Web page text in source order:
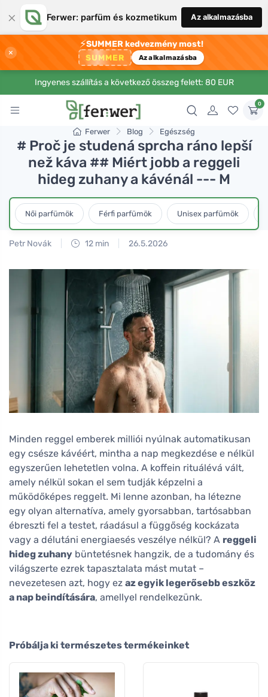
× Ferwer: parfüm és kozmetikum Az alkalmazásba
×
⚡SUMMER kedvezmény most!
SUMMER Az alkalmazásba
Ingyenes szállítás a következő összeg felett: 80 EUR
0
Ferwer Blog Egészség
# Proč je studená sprcha ráno lepší
než káva ## Miért jobb a reggeli
hideg zuhany a kávénál --- M
Női parfümök Férfi parfümök Unisex parfümök
Petr Novák 12 min 26.5.2026
Minden reggel emberek milliói nyúlnak automatikusan
egy csésze kávéért, mintha a nap megkezdése e nélkül
egyszerűen lehetetlen volna. A koffein rituálévá vált,
amely nélkül sokan el sem tudják képzelni a
működőképes reggelt. Mi lenne azonban, ha létezne
egy olyan alternatíva, amely gyorsabban, tartósabban
ébreszti fel a testet, ráadásul a függőség kockázata
vagy a délutáni energiaesés veszélye nélkül? A reggeli
hideg zuhany büntetésnek hangzik, de a tudomány és
világszerte ezrek tapasztalata mást mutat –
nevezetesen azt, hogy ez az egyik legerősebb eszköz
a nap beindítására, amellyel rendelkezünk.
Próbálja ki természetes termékeinket